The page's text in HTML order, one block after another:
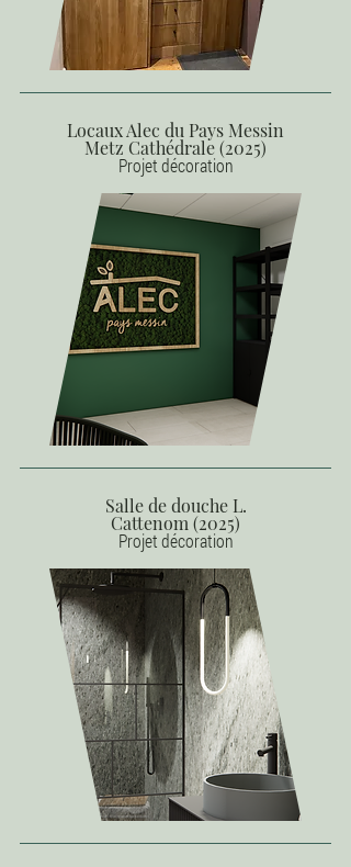
Locaux Alec du Pays Messin
Metz Cathédrale (2025)
Projet décoration
Salle de douche L.
Cattenom (2025)
Projet décoration